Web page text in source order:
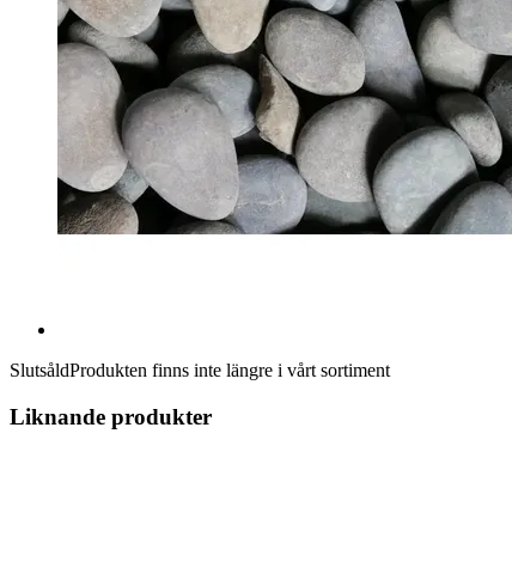
SlutsåldProdukten finns inte längre i vårt sortiment
Liknande produkter